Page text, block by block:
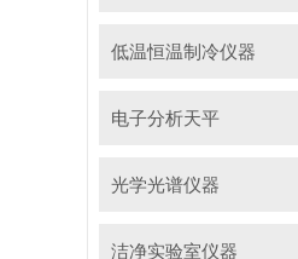
低温恒温制冷仪器
电子分析天平
光学光谱仪器
洁净实验室仪器